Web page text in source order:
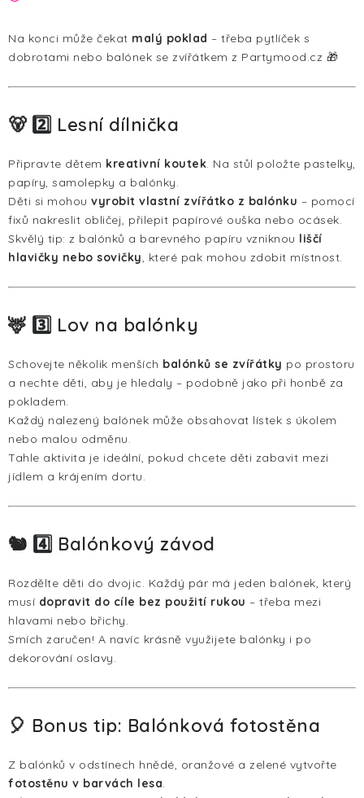
Na konci může čekat malý poklad – třeba pytlíček s
dobrotami nebo balónek se zvířátkem z Partymood.cz 🎁
🐻 2️⃣ Lesní dílnička
Připravte dětem kreativní koutek. Na stůl položte pastelky,
papíry, samolepky a balónky.
Děti si mohou vyrobit vlastní zvířátko z balónku – pomocí
fixů nakreslit obličej, přilepit papírové ouška nebo ocásek.
Skvělý tip: z balónků a barevného papíru vzniknou liščí
hlavičky nebo sovičky, které pak mohou zdobit místnost.
🦌 3️⃣ Lov na balónky
Schovejte několik menších balónků se zvířátky po prostoru
a nechte děti, aby je hledaly – podobně jako při honbě za
pokladem.
Každý nalezený balónek může obsahovat lístek s úkolem
nebo malou odměnu.
Tahle aktivita je ideální, pokud chcete děti zabavit mezi
jídlem a krájením dortu.
🐿️ 4️⃣ Balónkový závod
Rozdělte děti do dvojic. Každý pár má jeden balónek, který
musí dopravit do cíle bez použití rukou – třeba mezi
hlavami nebo břichy.
Smích zaručen! A navíc krásně využijete balónky i po
dekorování oslavy.
🎈 Bonus tip: Balónková fotostěna
Z balónků v odstínech hnědé, oranžové a zelené vytvořte
fotostěnu v barvách lesa.